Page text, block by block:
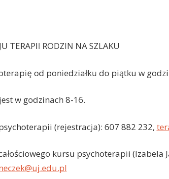
TERAPII RODZIN NA SZLAKU
od poniedziałku do piątku w
w godzinach 8-16.
(rejestracja): 607 882 232,
kursu psychoterapii (Izabela